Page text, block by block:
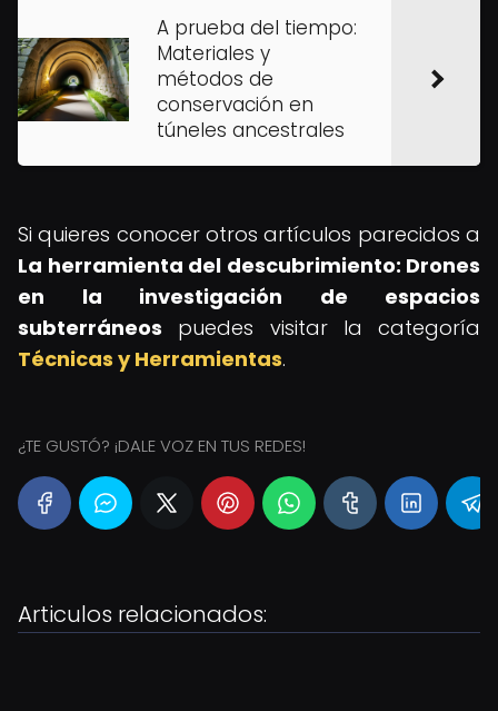
A prueba del tiempo:
Materiales y
métodos de
conservación en
túneles ancestrales
Si quieres conocer otros artículos parecidos a
La herramienta del descubrimiento: Drones
en la investigación de espacios
subterráneos puedes visitar la categoría
Técnicas y Herramientas.
¿TE GUSTÓ? ¡DALE VOZ EN TUS REDES!
Articulos relacionados: